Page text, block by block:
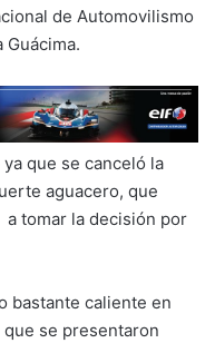
de Automovilismo
que se canceló la
aguacero, que
tomar la decisión por
bastante caliente en
se presentaron